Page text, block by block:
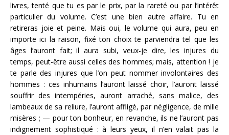
livres, tenté que tu es par le prix, par la rareté ou par l’intérêt
particulier du volume. C’est une bien autre affaire. Tu en
retireras joie et peine. Mais oui, le volume qui aura, peu en
importe ici la raison, fixé ton choix te parviendra tel que les
âges l’auront fait; il aura subi, veux-je dire, les injures du
temps, peut-être aussi celles des hommes; mais, attention ! je
te parle des injures que l’on peut nommer involontaires des
hommes : ces inhumains l’auront laissé choir, l’auront laissé
souffrir des intempéries, auront arraché, sans malice, des
lambeaux de sa reliure, l’auront affligé, par négligence, de mille
misères ; — pour ton bonheur, en revanche, ils ne l’auront pas
indignement sophistiqué : à leurs yeux, il n’en valait pas la